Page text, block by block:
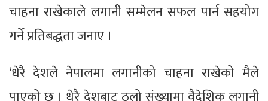
चाहना राखेकाले लगानी सम्मेलन सफल पार्न सहयोग
गर्ने प्रतिबद्धता जनाए ।
‘धेरै देशले नेपालमा लगानीको चाहना राखेको मैले